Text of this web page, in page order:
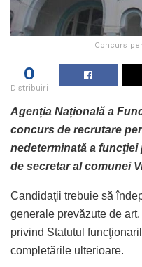
Concurs
0
Distribuiri
Agenția Națională a
concurs de recrutare
nedeterminată a
de secretar al comunei
Candidaţii trebuie să
generale prevăzute de
privind Statutul
completările ulterioare.